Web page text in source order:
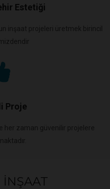
Estetiği
inşaat projeleri üretmek birincil
Proje
her zaman güvenilir projelere